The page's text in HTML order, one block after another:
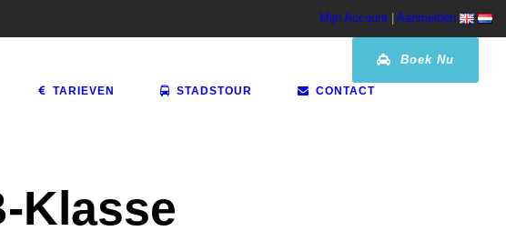
Mijn Account Aanmelden
Boek Nu
TARIEVEN STADSTOUR CONTACT
Klasse